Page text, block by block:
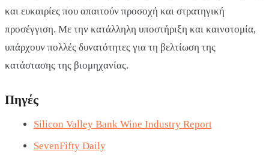
και ευκαιρίες που απαιτούν προσοχή και στρατηγική
προσέγγιση. Με την κατάλληλη υποστήριξη και καινοτομία,
υπάρχουν πολλές δυνατότητες για τη βελτίωση της
κατάστασης της βιομηχανίας.
Πηγές
Silicon Valley Bank Wine Industry Report
SevenFifty Daily